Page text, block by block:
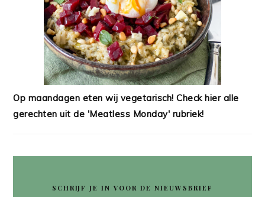
Op maandagen eten wij vegetarisch! Check hier alle
gerechten uit de 'Meatless Monday' rubriek!
SCHRIJF JE IN VOOR DE NIEUWSBRIEF